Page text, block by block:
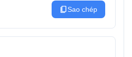
content_copySao chép